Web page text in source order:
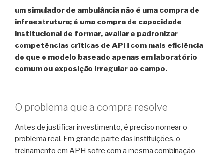
um simulador de ambulância não é uma compra de
infraestrutura; é uma compra de capacidade
institucional de formar, avaliar e padronizar
competências críticas de APH com mais eficiência
do que o modelo baseado apenas em laboratório
comum ou exposição irregular ao campo.
O problema que a compra resolve
Antes de justificar investimento, é preciso nomear o
problema real. Em grande parte das instituições, o
treinamento em APH sofre com a mesma combinação